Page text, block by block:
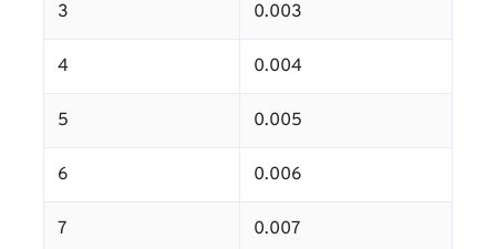
3 0.003
4 0.004
5 0.005
6 0.006
7 0.007